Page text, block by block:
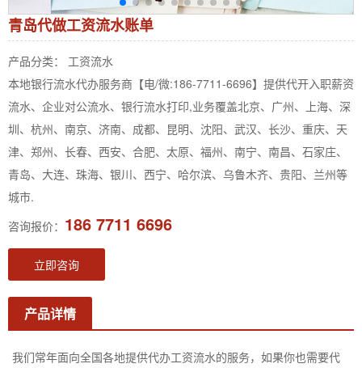
青岛代做工资流水账单
产品分类： 工资流水
本地银行流水代办服务商【电/微:186-7711-6696】提供代开入职薪资
流水、企业对公流水、银行流水打印,业务覆盖北京、广州、上海、深
圳、杭州、南京、济南、成都、昆明、沈阳、武汉、长沙、重庆、天
津、郑州、长春、西安、合肥、太原、福州、南宁、南昌、石家庄、
青岛、大连、珠海、银川、西宁、哈尔滨、乌鲁木齐、贵阳、兰州等
城市.
咨询报价： 186 7711 6696
立即咨询
产品详情
我们常年面向全国各地提供代办工资流水的服务，如果你也需要代